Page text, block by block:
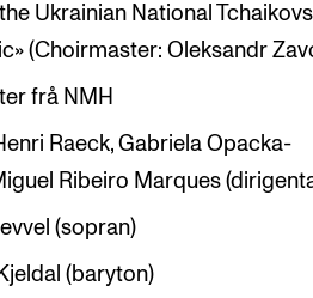
Ukrainian National
(Choirmaster: Oleksandr
frå NMH
Raeck, Gabriela Opacka-
Ribeiro Marques
(sopran)
(baryton)